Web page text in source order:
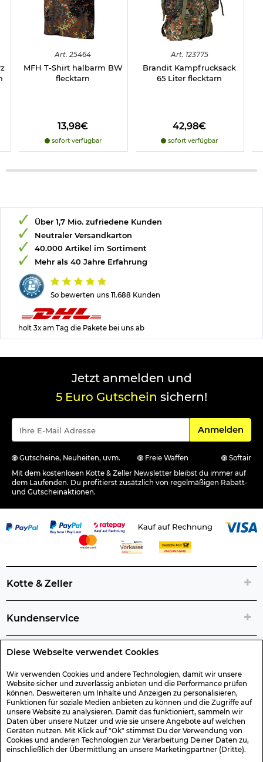
Diese Webseite verwendet Cookies
Wir verwenden Cookies und andere Technologien, damit wir unsere
Website sicher und zuverlässig anbieten und die Performance prüfen
können. Desweiteren um Inhalte und Anzeigen zu personalisieren,
Funktionen für soziale Medien anbieten zu können und die Zugriffe auf
unsere Website zu analysieren. Damit das funktioniert, sammeln wir
Daten über unsere Nutzer und wie sie unsere Angebote auf welchen
Geräten nutzen. Mit Klick auf "Ok" stimmst Du der Verwendung von
Cookies und anderen Technologien zur Verarbeitung Deiner Daten zu,
einschließlich der Übermittlung an unsere Marketingpartner (Dritte).
Art. 25464
MFH T-Shirt halbarm BW
flecktarn
13,98€
sofort verfügbar
Art. 123775
Brandit Kampfrucksack
65 Liter flecktarn
42,98€
sofort verfügbar
So bewerten uns 11.688 Kunden
Über 1,7 Mio. zufriedene Kunden
Neutraler Versandkarton
40.000 Artikel im Sortiment
Mehr als 40 Jahre Erfahrung
holt 3x am Tag die Pakete bei uns ab
Jetzt anmelden und
5 Euro Gutschein sichern!
Für den
Anmelden
Gutscheine, Neuheiten, uvm. Freie Waffen
Softair
Mit dem kostenlosen Kotte & Zeller Newsletter bleibst du immer auf
dem Laufenden. Du profitierst zusätzlich von regelmäßigen Rabatt-
und Gutscheinaktionen.
Kotte & Zeller
Kundenservice
Rechtliche Artikelinfos
Geschenk-Gutscheine
Versand & Rücksendung